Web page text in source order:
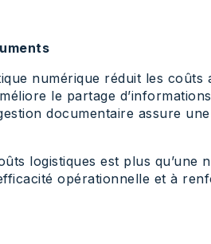
numérique réduit les
le partage
documentaire assure
logistiques est plus
opérationnelle et à